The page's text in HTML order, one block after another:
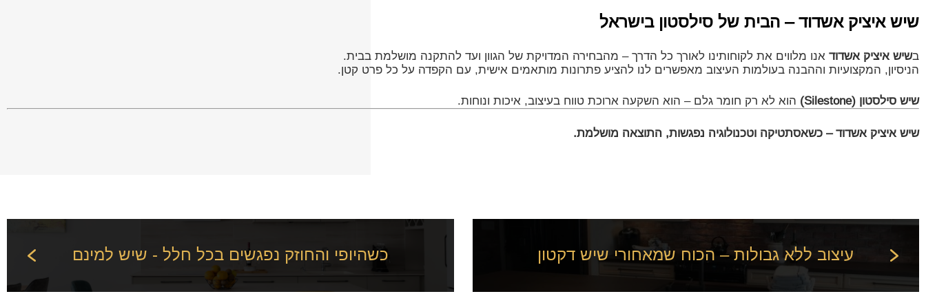
שיש איציק אשדוד – הבית של סילסטון בישראל
בשיש איציק אשדוד אנו מלווים את לקוחותינו לאורך כל הדרך – מהבחירה המדויקת של הגוון ועד להתקנה מושלמת בבית.
הניסיון, המקצועיות וההבנה בעולמות העיצוב מאפשרים לנו להציע פתרונות מותאמים אישית, עם הקפדה על כל פרט קטן.
שיש סילסטון (Silestone) הוא לא רק חומר גלם – הוא השקעה ארוכת טווח בעיצוב, איכות ונוחות.
שיש איציק אשדוד – כשאסתטיקה וטכנולוגיה נפגשות, התוצאה מושלמת.
עיצוב ללא גבולות – הכוח שמאחורי שיש דקטון כשהיופי והחוזק נפגשים בכל חלל - שיש למינם